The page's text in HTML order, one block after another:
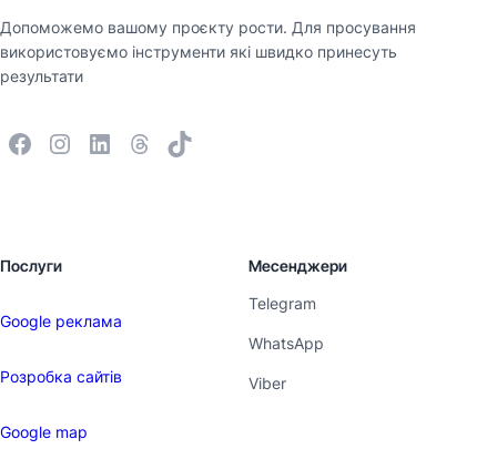
Допоможемо вашому проєкту рости. Для просування
використовуємо інструменти які швидко принесуть
результати
Послуги
Google реклама
Розробка сайтів
Google map
Месенджери
Telegram
WhatsApp
Viber